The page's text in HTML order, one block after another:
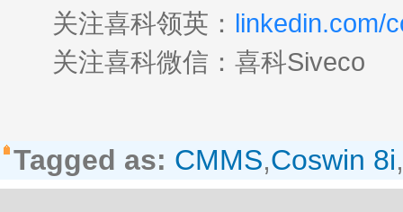
关注喜科领英： linkedin.com/
关注喜科微信：喜科Siveco
Tagged as: CMMS,Coswin 8i,